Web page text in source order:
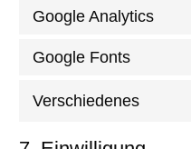
Google Analytics
Google Fonts
Verschiedenes